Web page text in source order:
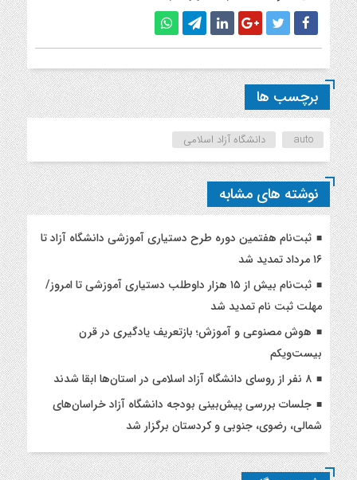
برچسب ها
auto دانشگاه آزاد اسلامی
نوشته های مشابه
ثبت‌نام هفتمین دوره طرح دستیاری آموزشی دانشگاه آزاد تا
۱۶ مرداد تمدید شد
ثبت‌نام بیش از ۱۵ هزار داوطلب دستیاری آموزشی تا امروز/
مهلت ثبت نام تمدید شد
هوش مصنوعی و آموزش؛ بازتعریف یادگیری در قرن
بیست‌ویکم
۸ نفر از روسای دانشگاه آزاد اسلامی در استان‌ها ابقا شدند
جلسات بررسی پیش‌بینی بودجه دانشگاه آزاد خراسان‌های
شمالی، رضوی، جنوبی و کردستان برگزار شد